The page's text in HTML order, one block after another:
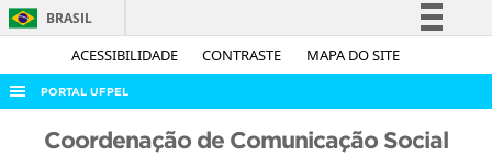
ACESSIBILIDADE CONTRASTE MAPA DO SITE
BRASIL
Simplifique!
Acesso à informação
PORTAL UFPEL
ACESSO À INFORMAÇÃO
Coordenação de Comunicação Social